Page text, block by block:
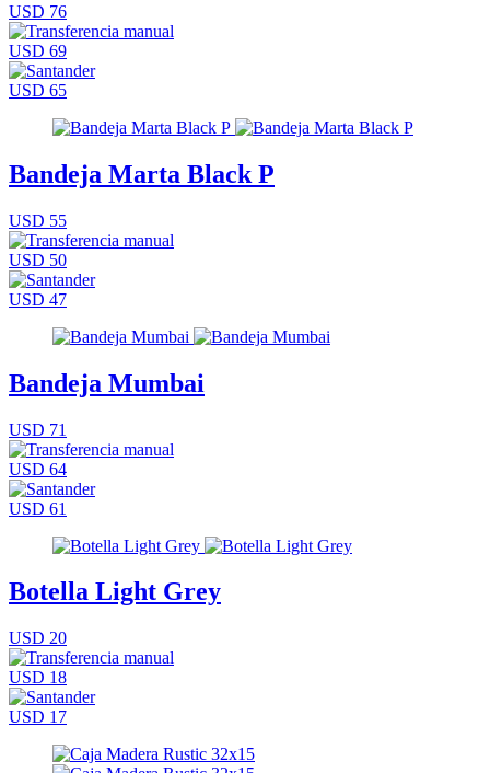
USD 76
USD 69
USD 65
Bandeja Marta Black P
USD 55
USD 50
USD 47
Bandeja Mumbai
USD 71
USD 64
USD 61
Botella Light Grey
USD 20
USD 18
USD 17